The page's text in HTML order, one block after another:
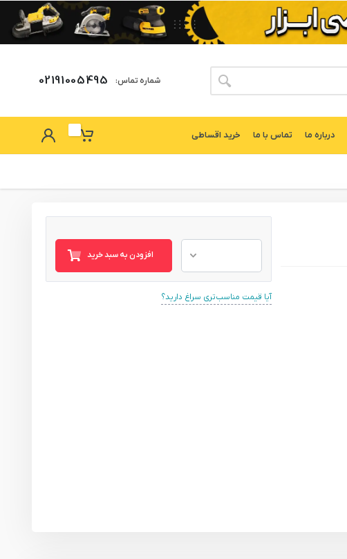
شماره تماس: 02191005495
درباره ما تماس با ما خرید اقساطی
افزودن به سبد خرید
آیا قیمت مناسب‌تری سراغ دارید؟